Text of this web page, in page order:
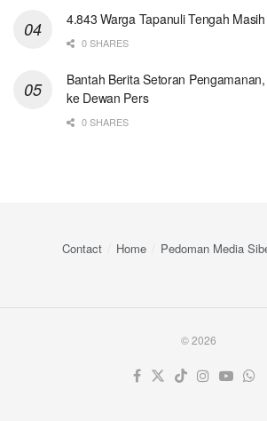
4.843 Warga Tapanuli Tengah
0 SHARES
Bantah Berita Setoran
ke Dewan Pers
0 SHARES
Contact Home Pedoman Media
© 2026